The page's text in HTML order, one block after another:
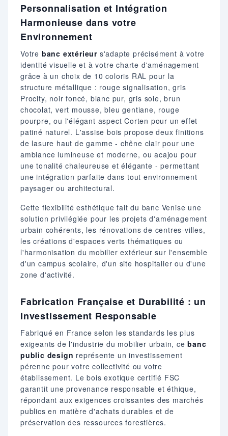
Personnalisation et Intégration
Harmonieuse dans votre
Environnement
Votre banc extérieur s'adapte précisément à votre
identité visuelle et à votre charte d'aménagement
grâce à un choix de 10 coloris RAL pour la
structure métallique : rouge signalisation, gris
Procity, noir foncé, blanc pur, gris soie, brun
chocolat, vert mousse, bleu gentiane, rouge
pourpre, ou l'élégant aspect Corten pour un effet
patiné naturel. L'assise bois propose deux finitions
de lasure haut de gamme - chêne clair pour une
ambiance lumineuse et moderne, ou acajou pour
une tonalité chaleureuse et élégante - permettant
une intégration parfaite dans tout environnement
paysager ou architectural.
Cette flexibilité esthétique fait du banc Venise une
solution privilégiée pour les projets d'aménagement
urbain cohérents, les rénovations de centres-villes,
les créations d'espaces verts thématiques ou
l'harmonisation du mobilier extérieur sur l'ensemble
d'un campus scolaire, d'un site hospitalier ou d'une
zone d'activité.
Fabrication Française et Durabilité : un
Investissement Responsable
Fabriqué en France selon les standards les plus
exigeants de l'industrie du mobilier urbain, cebanc
public design représente un investissement
pérenne pour votre collectivité ou votre
établissement. Le bois exotique certifié FSC
garantit une provenance responsable et éthique,
répondant aux exigences croissantes des marchés
publics en matière d'achats durables et de
préservation des ressources forestières.